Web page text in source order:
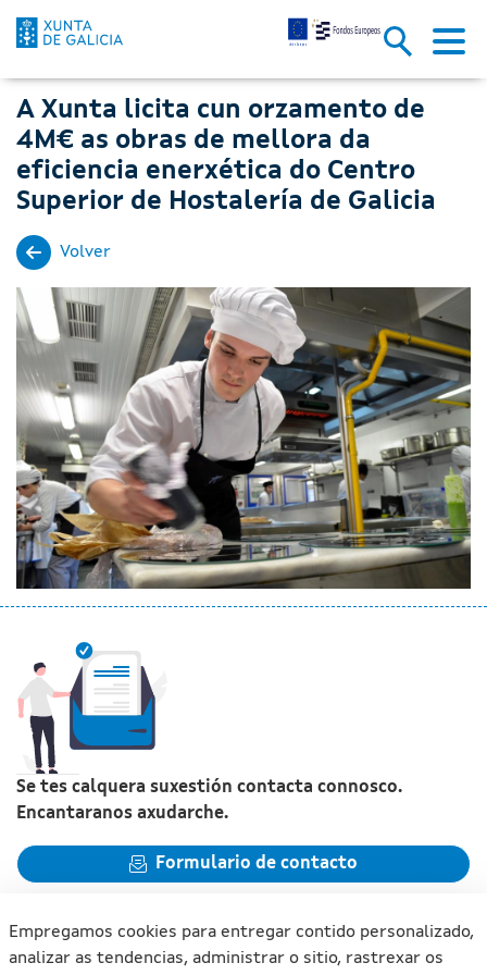
A Xunta licita cun orzamento
Skip to Main Content
A Xunta licita cun orzamento de
4M€ as obras de mellora da
eficiencia enerxética do Centro
Superior de Hostalería de Galicia
Volver
Se tes calquera suxestión contacta connosco.
Encantaranos axudarche.
Formulario de contacto
Empregamos cookies para entregar contido personalizado,
analizar as tendencias, administrar o sitio, rastrexar os